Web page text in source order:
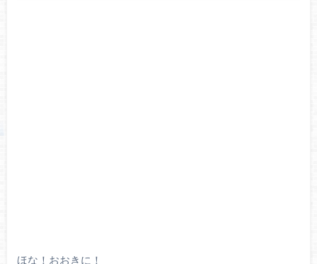
ほな！おおきに！